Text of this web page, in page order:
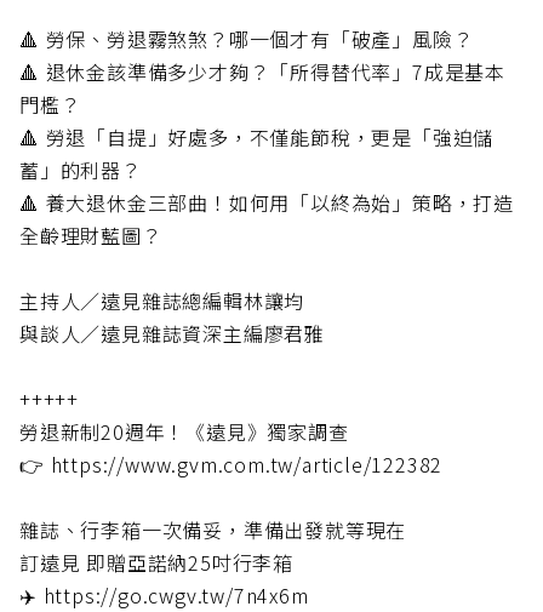
🔺 勞保、勞退霧煞煞？哪一個才有「破產」風險？
🔺 退休金該準備多少才夠？「所得替代率」7成是基本
門檻？
🔺 勞退「自提」好處多，不僅能節稅，更是「強迫儲
蓄」的利器？
🔺 養大退休金三部曲！如何用「以終為始」策略，打造
全齡理財藍圖？
主持人／遠見雜誌總編輯林讓均
與談人／遠見雜誌資深主編廖君雅
+++++
勞退新制20週年！《遠見》獨家調查
👉 https://www.gvm.com.tw/article/122382
雜誌、行李箱一次備妥，準備出發就等現在
訂遠見 即贈亞諾納25吋行李箱
✈️ https://go.cwgv.tw/7n4x6m